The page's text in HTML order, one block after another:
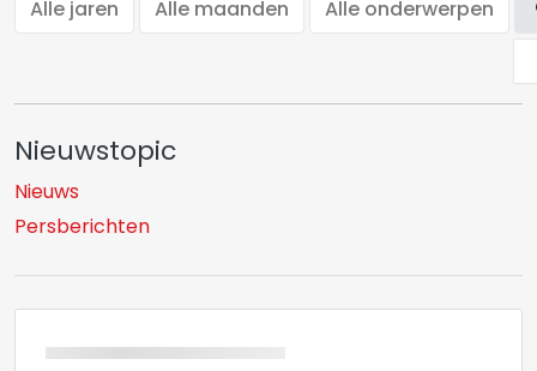
Alle jaren Alle maanden Alle onderwerpen
Nieuwstopic
Nieuws
Persberichten